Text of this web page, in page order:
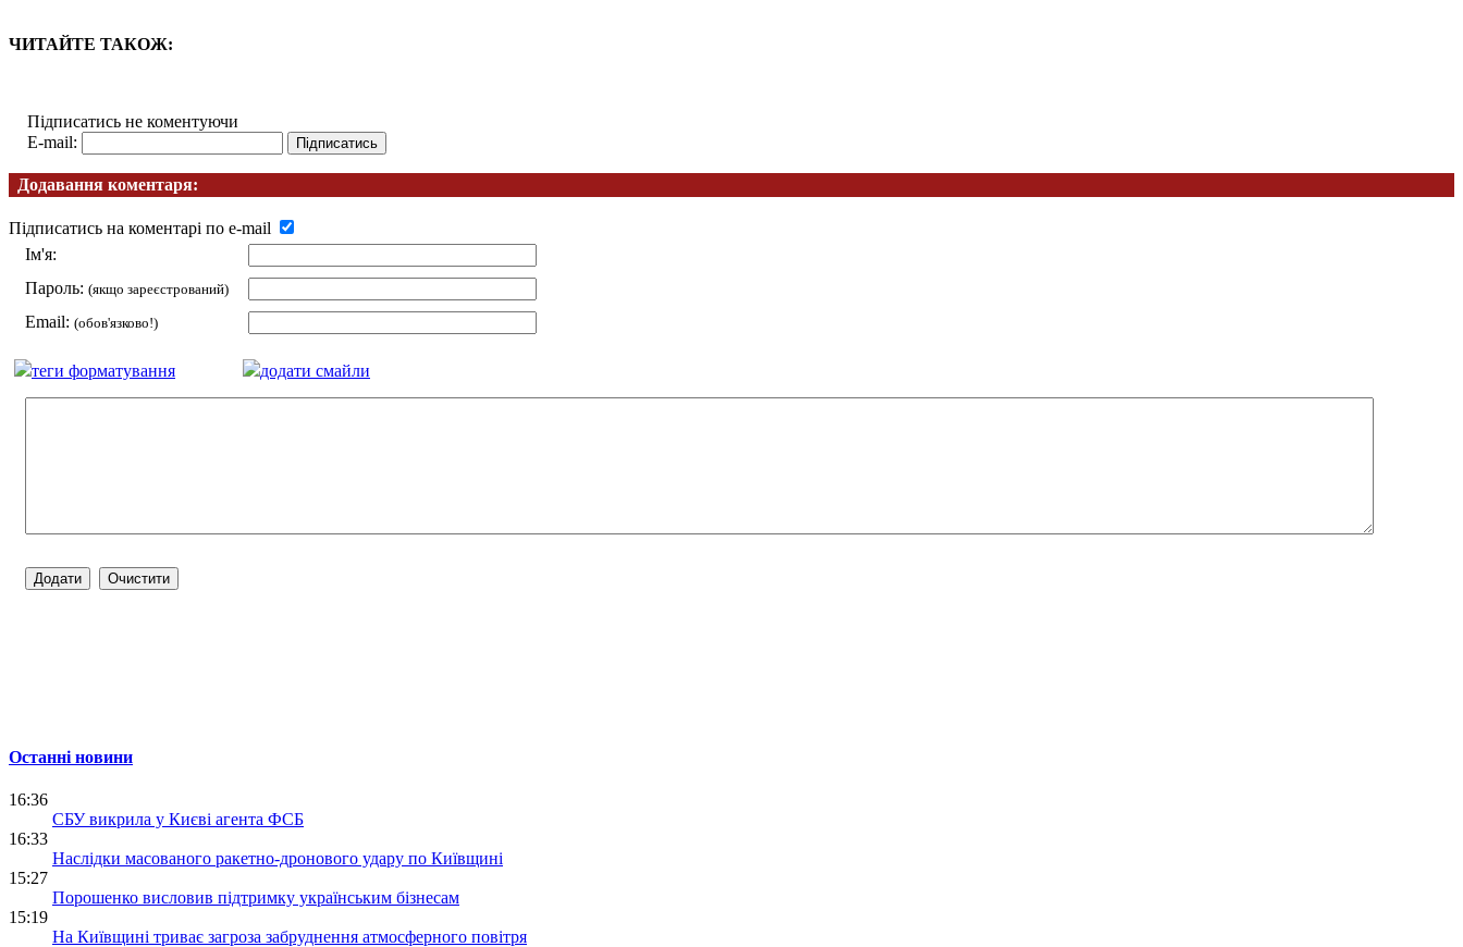
ЧИТАЙТЕ ТАКОЖ:
Підписатись не коментуючи
E-mail:
Додавання коментаря:
Підписатись на коментарі по e-mail
Ім'я:
Пароль: (якщо зареєстрований)
Email: (обов'язково!)
теги форматування додати смайли
Останні новини
16:36
СБУ викрила у Києві агента ФСБ
16:33
Наслідки масованого ракетно-дронового удару по Київщині
15:27
Порошенко висловив підтримку українським бізнесам
15:19
На Київщині триває загроза забруднення атмосферного повітря